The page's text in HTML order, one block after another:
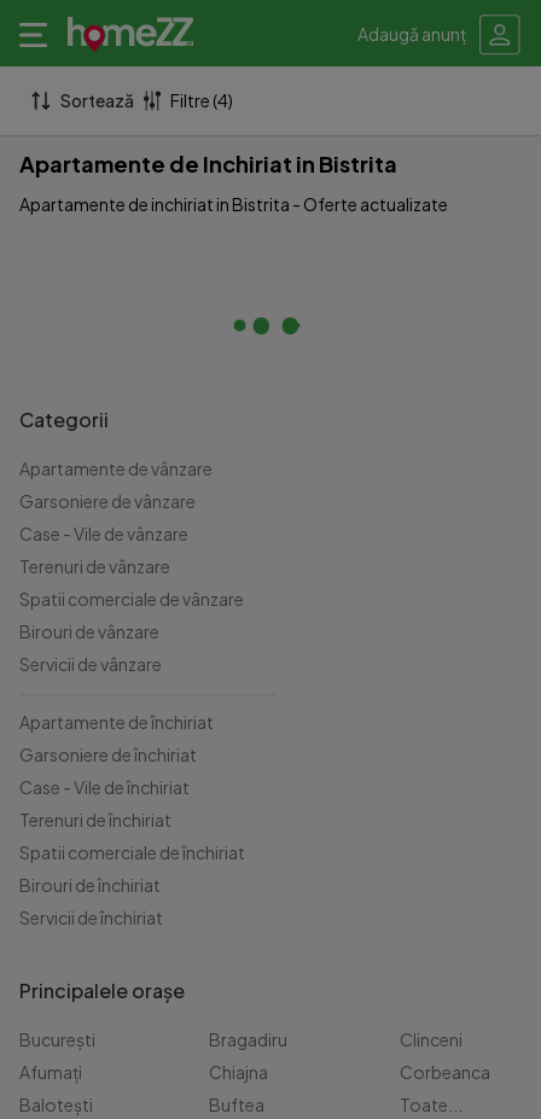
Adaugă anunț
Sortează Filtre (4)
Apartamente de Inchiriat in Bistrita
Apartamente de inchiriat in Bistrita - Oferte actualizate
Categorii
Apartamente de vânzare
Garsoniere de vânzare
Case - Vile de vânzare
Terenuri de vânzare
Spatii comerciale de vânzare
Birouri de vânzare
Servicii de vânzare
Apartamente de închiriat
Garsoniere de închiriat
Case - Vile de închiriat
Terenuri de închiriat
Spatii comerciale de închiriat
Birouri de închiriat
Servicii de închiriat
Principalele orașe
București
Afumați
Balotești
Bragadiru
Chiajna
Buftea
Clinceni
Corbeanca
Toate...